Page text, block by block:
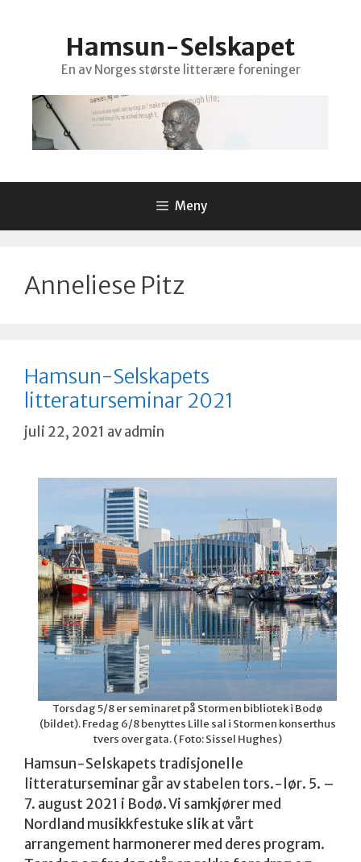
Hamsun-Selskapet
En av Norges største litterære foreninger
Meny
Anneliese Pitz
Hamsun-Selskapets
litteraturseminar 2021
juli 22, 2021 avadmin
Torsdag 5/8 er seminaret på Stormen bibliotek i Bodø
(bildet). Fredag 6/8 benyttes Lille sal i Stormen konserthus
tvers over gata. ( Foto: Sissel Hughes)
Hamsun-Selskapets tradisjonelle
litteraturseminar går av stabelen tors.-lør. 5. –
7. august 2021 i Bodø. Vi samkjører med
Nordland musikkfestuke slik at vårt
arrangement harmonerer med deres program.